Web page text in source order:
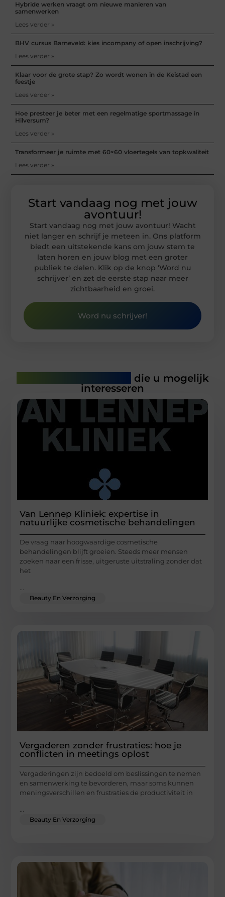
Hybride werken vraagt om nieuwe manieren van
samenwerken
Lees verder »
BHV cursus Barneveld: kies incompany of open inschrijving?
Lees verder »
Klaar voor de grote stap? Zo wordt wonen in de Keistad een
feestje
Lees verder »
Hoe presteer je beter met een regelmatige sportmassage in
Hilversum?
Lees verder »
Transformeer je ruimte met 60×60 vloertegels van topkwaliteit
Lees verder »
Start vandaag nog met jouw
avontuur!
Start vandaag nog met jouw avontuur! Wacht
niet langer en schrijf je meteen in. Ons platform
biedt een uitstekende kans om jouw stem te
laten horen en jouw blog met een groter
publiek te delen. Klik op de knop ‘Word nu
schrijver’ en zet de eerste stap naar meer
zichtbaarheid en groei.
Word nu schrijver!
die u mogelijk
interesseren
Van Lennep Kliniek: expertise in
natuurlijke cosmetische behandelingen
De vraag naar hoogwaardige cosmetische
behandelingen blijft groeien. Steeds meer mensen
zoeken naar een frisse, uitgeruste uitstraling zonder dat
het
Beauty En Verzorging
Vergaderen zonder frustraties: hoe je
conflicten in meetings oplost
Vergaderingen zijn bedoeld om beslissingen te nemen
en samenwerking te bevorderen, maar soms kunnen
meningsverschillen en frustraties de productiviteit in
Beauty En Verzorging